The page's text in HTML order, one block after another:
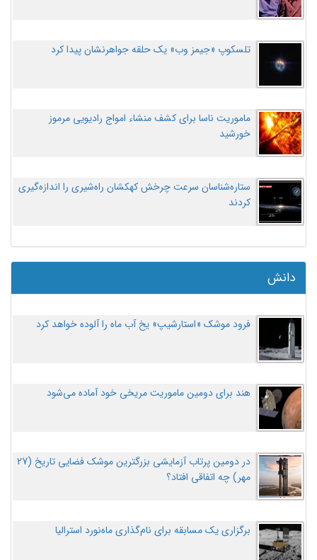
تلسکوپ «جیمز وب» یک حلقه جواهرنشان پیدا کرد
ماموریت ناسا برای کشف منشاء امواج رادیویی مرموز
خورشید
ستاره‌شناسان سرعت چرخش کهکشان راه‌شیری را اندازه‌گیری
کردند
دانش
فرود موشک «استارشیپ» یخ آب ماه را آلوده خواهد کرد
هند برای دومین ماموریت مریخی خود آماده می‌شود
در دومین پرتاب آزمایشی بزرگترین موشک فضایی تاریخ (27
مهر‌) چه اتفاقی افتاد؟
برگزاری یک مسابقه برای نام‌گذاری ماه‌نورد استرالیا